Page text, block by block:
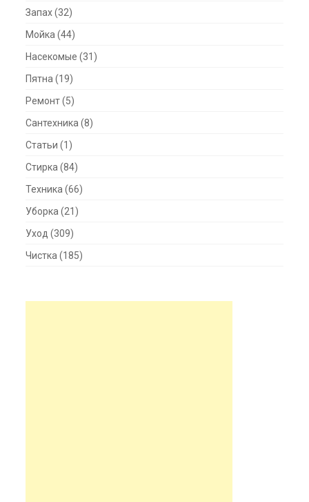
Запах(32)
Мойка (44)
Насекомые (31)
Пятна (19)
Ремонт(5)
Сантехника (8)
Статьи (1)
Стирка (84)
Техника (66)
Уборка (21)
Уход (309)
Чистка (185)